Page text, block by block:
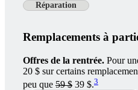
Réparation
Remplacements à
Offres de la rentrée. Pour
20 $ sur certains
peu que 59 $ 39 $.3